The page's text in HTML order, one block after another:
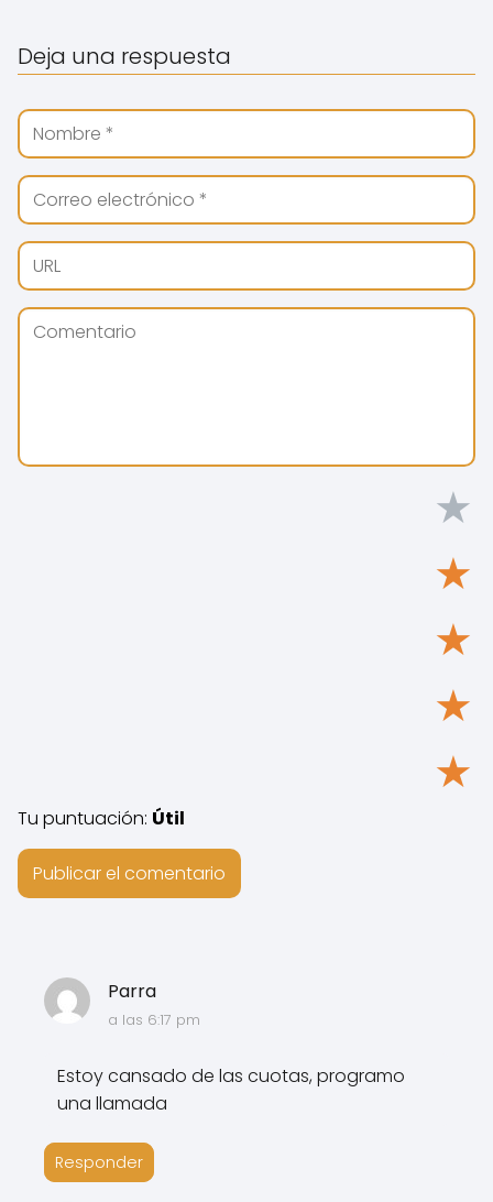
Parra
a las 6:17 pm
Estoy cansado de las cuotas, programo
una llamada
Responder
Deja una respuesta
★
★
★
★
★
Tu puntuación: Útil